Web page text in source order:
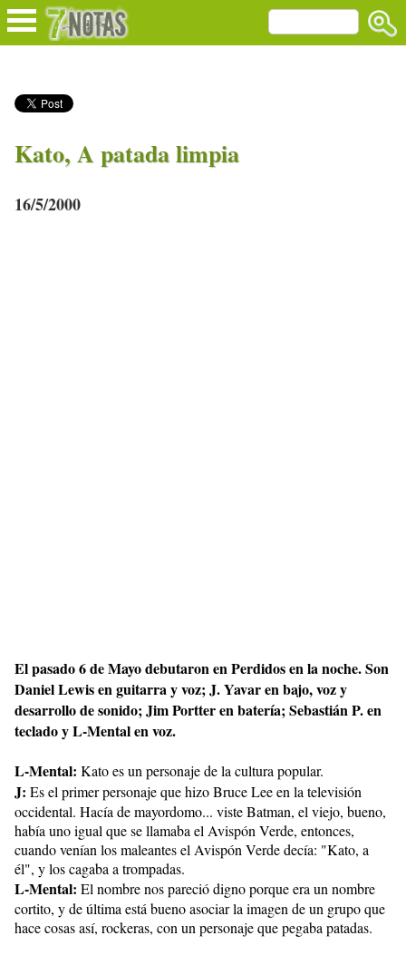
Kato, A patada limpia
16/5/2000
El pasado 6 de Mayo debutaron en Perdidos en la noche. Son
Daniel Lewis en guitarra y voz; J. Yavar en bajo, voz y
desarrollo de sonido; Jim Portter en batería; Sebastián P. en
teclado y L-Mental en voz.
L-Mental: Kato es un personaje de la cultura popular.
J: Es el primer personaje que hizo Bruce Lee en la televisión
occidental. Hacía de mayordomo... viste Batman, el viejo, bueno,
había uno igual que se llamaba el Avispón Verde, entonces,
cuando venían los maleantes el Avispón Verde decía: "Kato, a
él", y los cagaba a trompadas.
L-Mental: El nombre nos pareció digno porque era un nombre
cortito, y de última está bueno asociar la imagen de un grupo que
hace cosas así, rockeras, con un personaje que pegaba patadas.